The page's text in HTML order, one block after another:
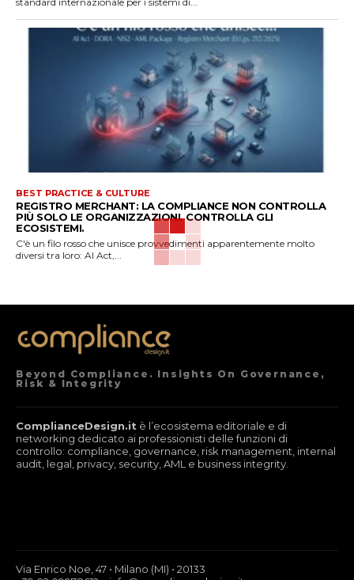
BEST PRACTICE & CULTURE
REGISTRO MERCHANT: LA COMPLIANCE NON CONTROLLA
PIÙ SOLO LE ORGANIZZAZIONI. CONTROLLA GLI
ECOSISTEMI.
C'è un filo rosso che unisce provvedimenti apparentemente molto
diversi tra loro: AI Act,...
Beyond Compliance. Insights On Governance,
Risk & Integrity
ComplianceDesign.it è l’ecosistema editoriale e di
networking dedicato ai professionisti delle funzioni di
controllo: compliance, governance, risk management, internal
audit, legal, privacy, security, AML e business integrity.
Via Enrico Noe, 47 • Milano (MI) • 20133